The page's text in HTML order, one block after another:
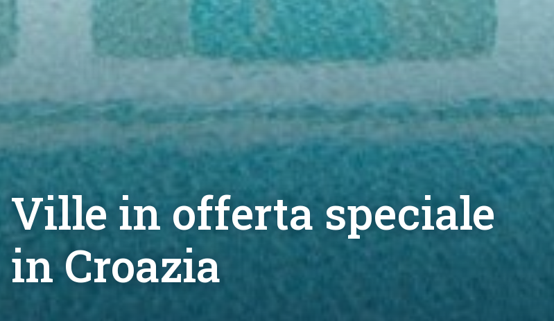
Ville in offerta speciale
in Croazia